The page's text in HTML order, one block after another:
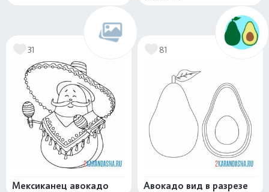
31
Мексиканец авокадо
81
Авокадо вид в разрезе